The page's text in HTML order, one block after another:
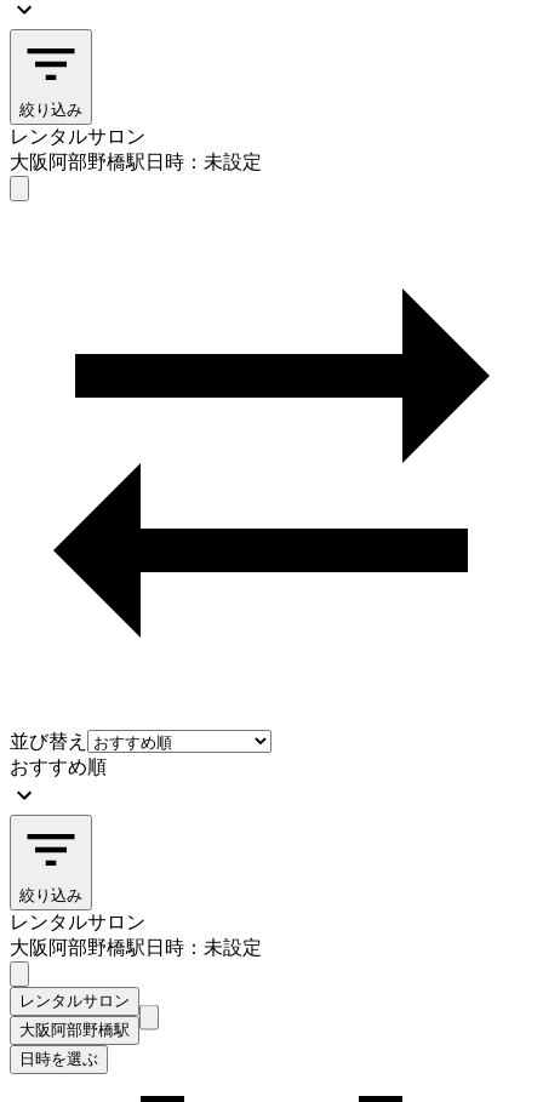
絞り込み
レンタルサロン
大阪阿部野橋駅日時：未設定
並び替え
おすすめ順
絞り込み
レンタルサロン
大阪阿部野橋駅日時：未設定
レンタルサロン
大阪阿部野橋駅
日時を選ぶ